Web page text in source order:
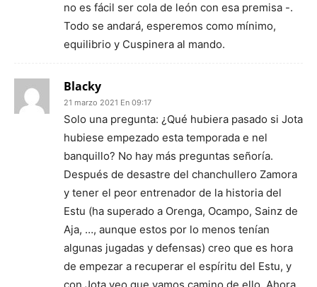
no es fácil ser cola de león con esa premisa -.
Todo se andará, esperemos como mínimo,
equilibrio y Cuspinera al mando.
Blacky
21 marzo 2021 En 09:17
Solo una pregunta: ¿Qué hubiera pasado si Jota
hubiese empezado esta temporada e nel
banquillo? No hay más preguntas señoría.
Después de desastre del chanchullero Zamora
y tener el peor entrenador de la historia del
Estu (ha superado a Orenga, Ocampo, Sainz de
Aja, …, aunque estos por lo menos tenían
algunas jugadas y defensas) creo que es hora
de empezar a recuperar el espíritu del Estu, y